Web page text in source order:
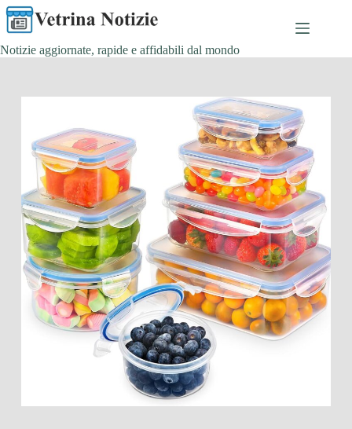
Salta
al
contenuto
Notizie aggiornate, rapide e affidabili dal mondo